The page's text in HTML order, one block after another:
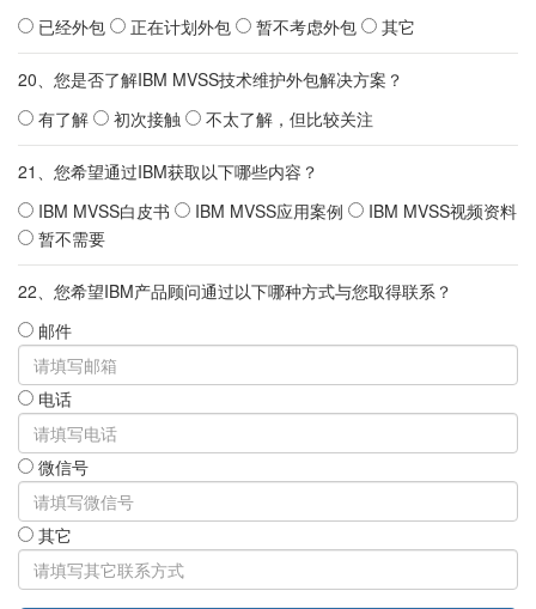
已经外包
正在计划外包 暂不考虑外包 其它
20、您是否了解IBM MVSS技术维护外包解决方案？
有了解
初次接触 不太了解，但比较关注
21、您希望通过IBM获取以下哪些内容？
IBM MVSS白皮书
IBM MVSS应用案例
IBM MVSS视频资料
暂不需要
22、您希望IBM产品顾问通过以下哪种方式与您取得联系？
邮件
电话
微信号
其它